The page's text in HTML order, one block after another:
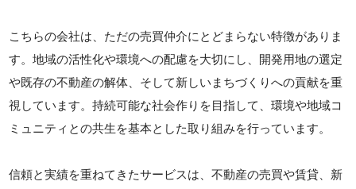
こちらの会社は、ただの売買仲介にとどまらない特徴がありま
す。地域の活性化や環境への配慮を大切にし、開発用地の選定
や既存の不動産の解体、そして新しいまちづくりへの貢献を重
視しています。持続可能な社会作りを目指して、環境や地域コ
ミュニティとの共生を基本とした取り組みを行っています。
信頼と実績を重ねてきたサービスは、不動産の売買や賃貸、新